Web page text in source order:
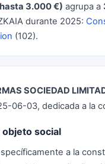
3.000 €) agrupa a
durante 2025:
(102).
SOCIEDAD
06-03, dedicada a la
social
a la